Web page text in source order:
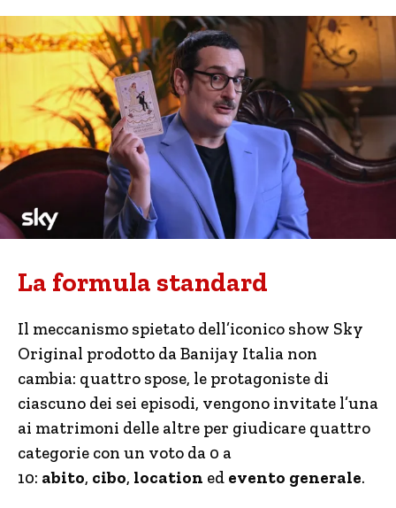
La formula standard
Il meccanismo spietato dell’iconico show Sky
Original prodotto da Banijay Italia non
cambia: quattro spose, le protagoniste di
ciascuno dei sei episodi, vengono invitate l’una
ai matrimoni delle altre per giudicare quattro
categorie con un voto da 0 a
10: abito, cibo, location ed evento generale.